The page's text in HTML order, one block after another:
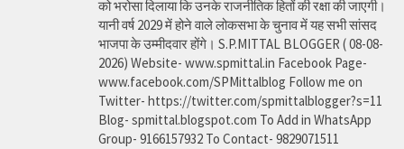
को भरोसा दिलाया कि उनके राजनीतिक हितों की रक्षा की जाएगी।
यानी वर्ष 2029 में होने वाले लोकसभा के चुनाव में यह सभी सांसद
भाजपा के उम्मीदवार होंगे। S.P.MITTAL BLOGGER ( 08-08-
2026) Website- www.spmittal.in Facebook Page-
www.facebook.com/SPMittalblog Follow me on
Twitter- https://twitter.com/spmittalblogger?s=11
Blog- spmittal.blogspot.com To Add in WhatsApp
Group- 9166157932 To Contact- 9829071511